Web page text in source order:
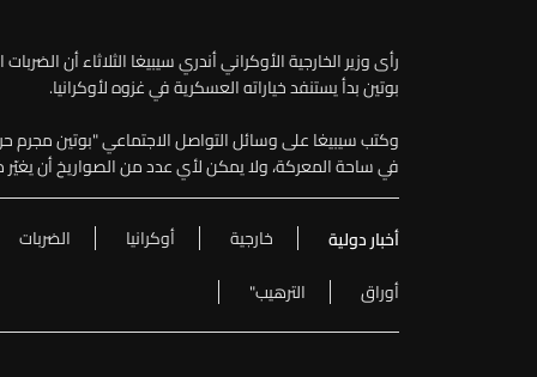
رأى وزير الخارجية الأوكراني أندري سيبيغا الثلاثاء أن
بوتين بدأ يستنفد خياراته العسكرية في غزوه لأوكرانيا.
وكتب سيبيغا على وسائل التواصل الاجتماعي "بوتين
في ساحة المعركة، ولا يمكن لأي عدد من الصواريخ أن يغيّر
أخبار دولية خارجية أوكرانيا الضربات
أوراق
الترهيب"